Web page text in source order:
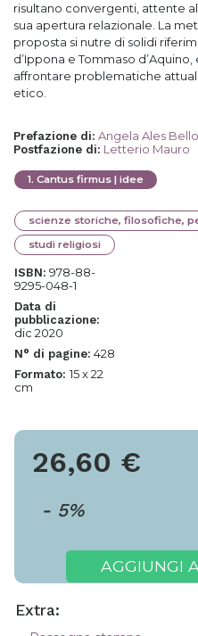
risultano convergenti, attente
sua apertura relazionale. La
proposta si nutre di solidi
d’Ippona e Tommaso
affrontare problematiche
etico.
Prefazione di: Angela Ales Bello
Postfazione di: Letterio Mauro
1. Cantus firmus | idee
scienze storiche, filosofiche,
studi religiosi
ISBN: 978-88-
9295-048-1
Data di
pubblicazione:
dic 2020
N° di pagine: 428
Formato: 15 x 22
cm
26,60 €
- 5%
AGGIUNGI
Extra: